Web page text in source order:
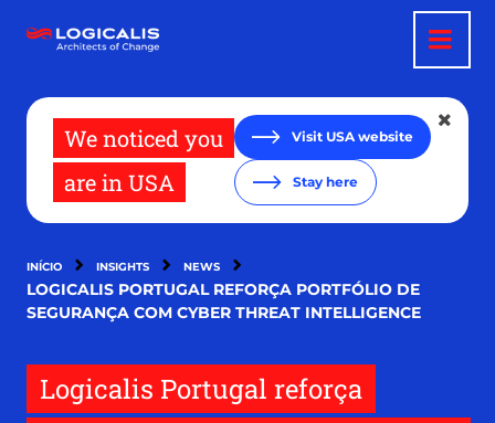
para
We noticed you
are in USA
Visit USA website
Stay here
INÍCIO INSIGHTS NEWS
LOGICALIS PORTUGAL REFORÇA PORTFÓLIO DE
SEGURANÇA COM CYBER THREAT INTELLIGENCE
Logicalis Portugal reforça